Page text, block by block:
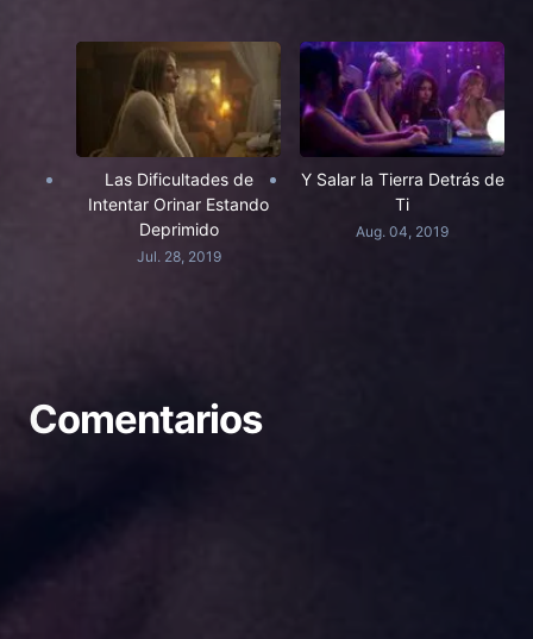
Las Dificultades de
Intentar Orinar Estando
Deprimido
Jul. 28, 2019
Y Salar la Tierra Detrás de
Ti
Aug. 04, 2019
Comentarios